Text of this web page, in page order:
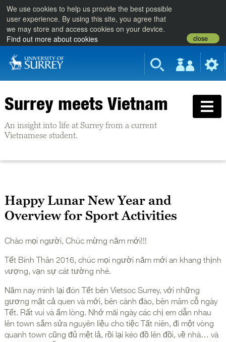
We use cookies to help us provide the best possible
user experience. By using this site, you agree that
we may store and access cookies on your device.
Find out more about cookies
close
Surrey meets Vietnam
An insight into life at Surrey from a current
Vietnamese student.
Happy Lunar New Year and
Overview for Sport Activities
Chào mọi người, Chúc mừng năm mới!!!
Tết Bính Thân 2016, chúc mọi người năm mới an khang thịnh
vượng, vạn sự cát tường nhé.
Năm nay mình lại đón Tết bên Vietsoc Surrey, với những
gương mặt cả quen và mới, bên cành đào, bên mâm cỗ ngày
Tết. Rất vui và ấm lòng. Nhớ mãi ngày các chị em dẫn nhau
lên town sắm sửa nguyên liệu cho tiệc Tất niên, đi một vòng
quanh town cũng đủ mệt lả, rồi lại kéo đồ lên đồi, về nhà… và